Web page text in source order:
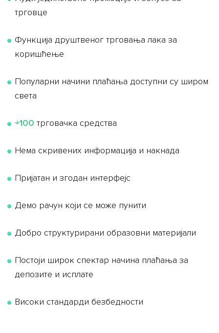
трговце
Функција друштвеног трговања лака за
коришћење
Популарни начини плаћања доступни су широм
света
+100 трговачка средства
Нема скривених информација и накнада
Пријатан и згодан интерфејс
Демо рачун који се може пунити
Добро структурирани образовни материјали
Постоји широк спектар начина плаћања за
депозите и исплате
Високи стандарди безбедности